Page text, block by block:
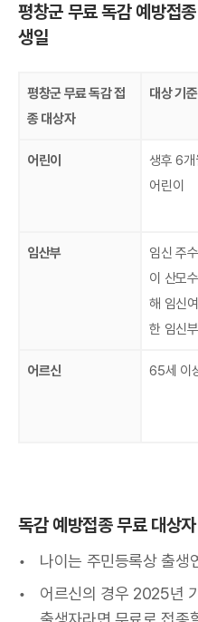
평창군 무료 독감 예방접
생일
평창군 무료 독감 접
종 대상자
대상 기준
어린이
생후 6개
어린이
임산부
임신 주
이 산모
해 임신
한 임신부
어르신 65세 이
독감 예방접종 무료 대상
나이는 주민등록상 출생
어르신의 경우 2025년